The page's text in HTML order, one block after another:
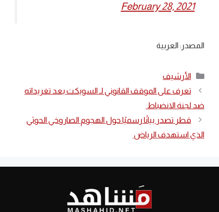
February 28, 2021
المصدر: العربية
التصنيفات
الأرشيف
تعرف على الموقف القانوني لـ السويكت بعد تغريداته
ضد لجنة الانضباط
قطر تصدر بيانًا رسميًا حول الهجوم الصاروخي الحوثي
الذي استهدف الرياض